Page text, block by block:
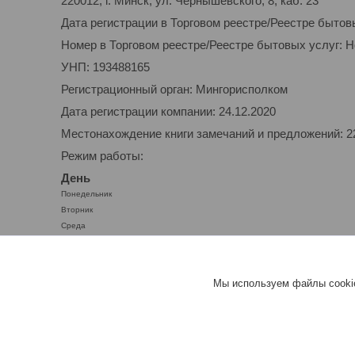
Дата регистрации в Торговом реестре/Реестре
Номер в Торговом реестре/Реестре бытовых услуг:
УНП: 193488165
Регистрационный орган: Мингорисполком
Дата регистрации компании: 24.12.2020
Местонахождение книги замечаний и предложений:
Режим работы:
День
Понедельник
Вторник
Среда
Мы используем файлы